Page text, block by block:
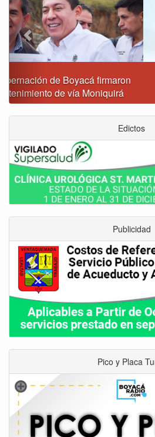
Reporte del tiempo en
Edictos
Publicidad
Pico y Placa